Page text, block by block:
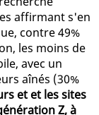
affirmant s'en
contre 49%
les moins de
avec un
aînés (30%
et et les sites
Z, à